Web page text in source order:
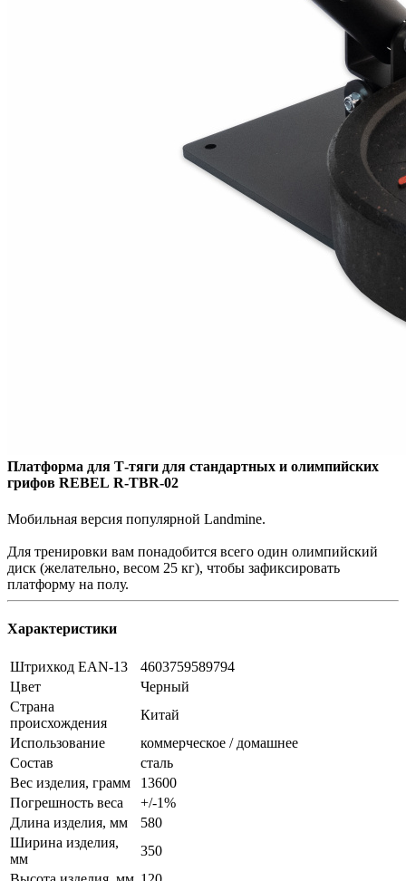
Платформа для Т-тяги для стандартных и олимпийских
грифов REBEL R-TBR-02
Мобильная версия популярной Landmine.
Для тренировки вам понадобится всего один олимпийский
диск (желательно, весом 25 кг), чтобы зафиксировать
платформу на полу.
Характеристики
Штрихкод EAN-13
4603759589794
Цвет
Черный
Страна
происхождения
Китай
Использование
коммерческое / домашнее
Состав
сталь
Вес изделия, грамм
13600
Погрешность веса
+/-1%
Длина изделия, мм
580
Ширина изделия,
мм
350